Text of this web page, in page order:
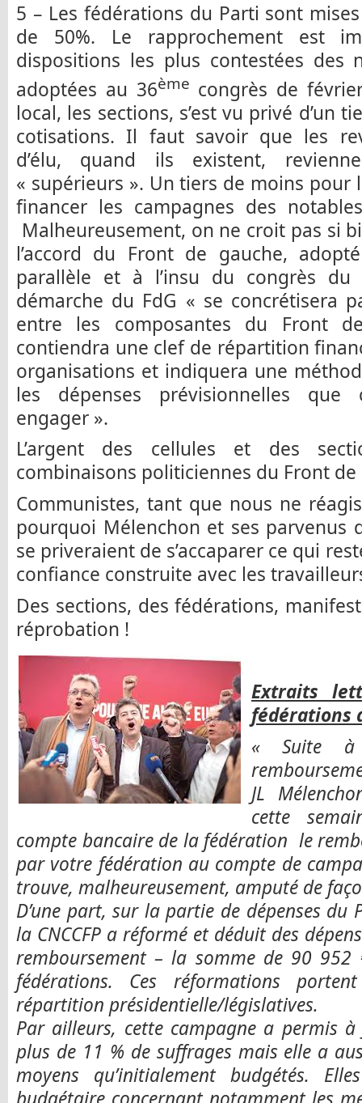
5 – Les fédérations du Parti sont
de 50%. Le rapprochement est
dispositions les plus contestées des
adoptées au 36ème congrès de
local, les sections, s’est vu privé d’un
cotisations. Il faut savoir que les
d’élu, quand ils existent,
« supérieurs ». Un tiers de moins
financer les campagnes des
Malheureusement, on ne croit pas si
l’accord du Front de gauche,
parallèle et à l’insu du congrès
démarche du FdG « se concrétisera
entre les composantes du Front
contiendra une clef de répartition
organisations et indiquera une
les dépenses prévisionnelles
engager ».
L’argent des cellules et des
combinaisons politiciennes du Front de
Communistes, tant que nous ne
pourquoi Mélenchon et ses parvenus
se priveraient de s’accaparer ce qui
confiance construite avec les
Des sections, des fédérations,
réprobation !
Extraits
fédérations
« Suite
JL
cette
compte bancaire de la fédération le
par votre fédération au compte de
trouve, malheureusement, amputé de
D’une part, sur la partie de dépenses du
la CNCCFP a réformé et déduit des
remboursement – la somme de 90
fédérations. Ces réformations
répartition présidentielle/législatives.
Par ailleurs, cette campagne a permis
plus de 11 % de suffrages mais elle a
moyens qu’initialement budgétés.